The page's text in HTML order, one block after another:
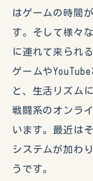
はゲームの時間
す。そして様々
に連れて来られ
ゲームや
と、生活リズム
戦闘系のオンラ
います。最近は
システムが加わ
うです。